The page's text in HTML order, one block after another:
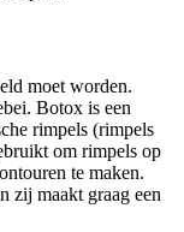
moet worden.
Botox is een
rimpels (rimpels
om rimpels op
te maken.
zij maakt graag een